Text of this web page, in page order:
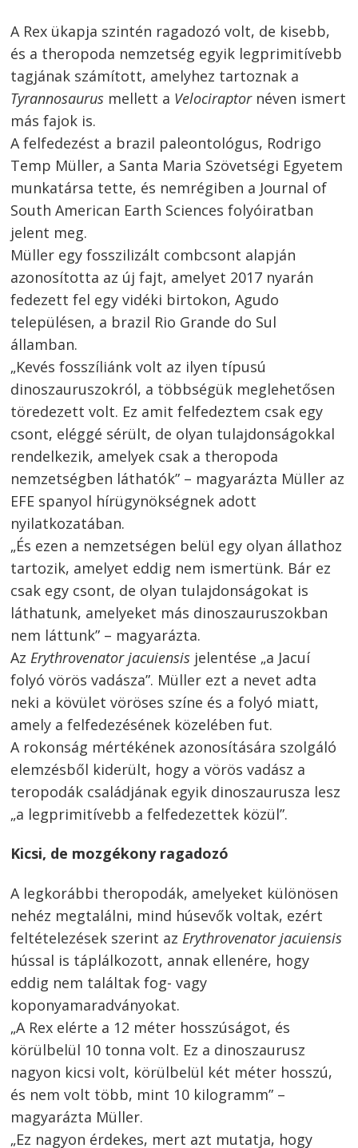
A Rex ükapja szintén ragadozó volt, de kisebb,
és a theropoda nemzetség egyik legprimitívebb
tagjának számított, amelyhez tartoznak a
Tyrannosaurus mellett a Velociraptornéven ismert
más fajok is.
A felfedezést a brazil paleontológus, Rodrigo
Temp Müller, a Santa Maria Szövetségi Egyetem
munkatársa tette, és nemrégiben a Journal of
South American Earth Sciences folyóiratban
jelent meg.
Müller egy fosszilizált combcsont alapján
azonosította az új fajt, amelyet 2017 nyarán
fedezett fel egy vidéki birtokon, Agudo
településen, a brazil Rio Grande do Sul
államban.
„Kevés fosszíliánk volt az ilyen típusú
dinoszauruszokról, a többségük meglehetősen
töredezett volt. Ez amit felfedeztem csak egy
csont, eléggé sérült, de olyan tulajdonságokkal
rendelkezik, amelyek csak a theropoda
nemzetségben láthatók” – magyarázta Müller az
EFE spanyol hírügynökségnek adott
nyilatkozatában.
„És ezen a nemzetségen belül egy olyan állathoz
tartozik, amelyet eddig nem ismertünk. Bár ez
csak egy csont, de olyan tulajdonságokat is
láthatunk, amelyeket más dinoszauruszokban
nem láttunk” – magyarázta.
Az Erythrovenator jacuiensis jelentése „a Jacuí
folyó vörös vadásza”. Müller ezt a nevet adta
neki a kövület vöröses színe és a folyó miatt,
amely a felfedezésének közelében fut.
A rokonság mértékének azonosítására szolgáló
elemzésből kiderült, hogy a vörös vadász a
teropodák családjának egyik dinoszaurusza lesz
„a legprimitívebb a felfedezettek közül”.
Kicsi, de mozgékony ragadozó
A legkorábbi theropodák, amelyeket különösen
nehéz megtalálni, mind húsevők voltak, ezért
feltételezések szerint azErythrovenator jacuiensis
hússal is táplálkozott, annak ellenére, hogy
eddig nem találtak fog- vagy
koponyamaradványokat.
„A Rex elérte a 12 méter hosszúságot, és
körülbelül 10 tonna volt. Ez a dinoszaurusz
nagyon kicsi volt, körülbelül két méter hosszú,
és nem volt több, mint 10 kilogramm” –
magyarázta Müller.
„Ez nagyon érdekes, mert azt mutatja, hogy